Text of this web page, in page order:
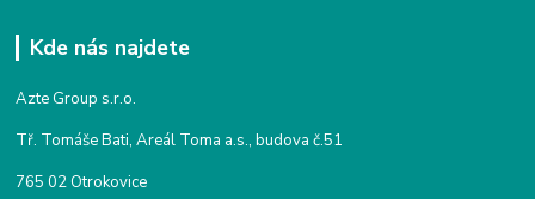
Kde nás najdete
Azte Group s.r.o.
Tř. Tomáše Bati, Areál Toma a.s., budova č.51
765 02 Otrokovice